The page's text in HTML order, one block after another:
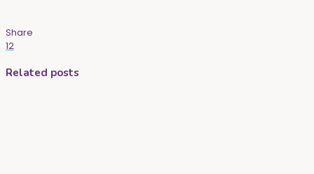
Share
12
Related posts